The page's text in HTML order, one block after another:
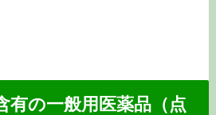
有の一般用医薬品（点